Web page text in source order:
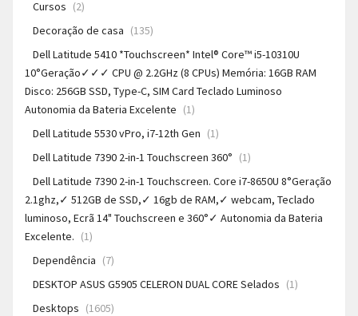
Cursos (2)
Decoração de casa (135)
Dell Latitude 5410 *Touchscreen* Intel® Core™ i5-10310U
10°Geração✓✓✓ CPU @ 2.2GHz (8 CPUs) Memória: 16GB RAM
Disco: 256GB SSD, Type-C, SIM Card Teclado Luminoso
Autonomia da Bateria Excelente (1)
Dell Latitude 5530 vPro, i7-12th Gen (1)
Dell Latitude 7390 2-in-1 Touchscreen 360° (1)
Dell Latitude 7390 2-in-1 Touchscreen. Core i7-8650U 8°Geração
2.1ghz,✓ 512GB de SSD,✓ 16gb de RAM,✓ webcam, Teclado
luminoso, Ecrã 14" Touchscreen e 360°✓ Autonomia da Bateria
Excelente. (1)
Dependência (7)
DESKTOP ASUS G5905 CELERON DUAL CORE Selados (1)
Desktops (1605)